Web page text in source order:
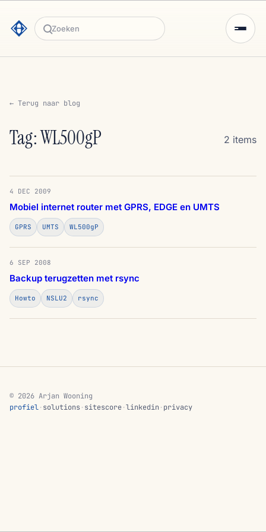
Zoeken
← Terug naar blog
Tag: WL500gP 2 items
4 DEC 2009
Mobiel internet router met GPRS, EDGE en UMTS
GPRS UMTS WL500gP
6 SEP 2008
Backup terugzetten met rsync
Howto NSLU2 rsync
© 2026 Arjan Wooning
profiel·solutions·sitescore·linkedin ·privacy